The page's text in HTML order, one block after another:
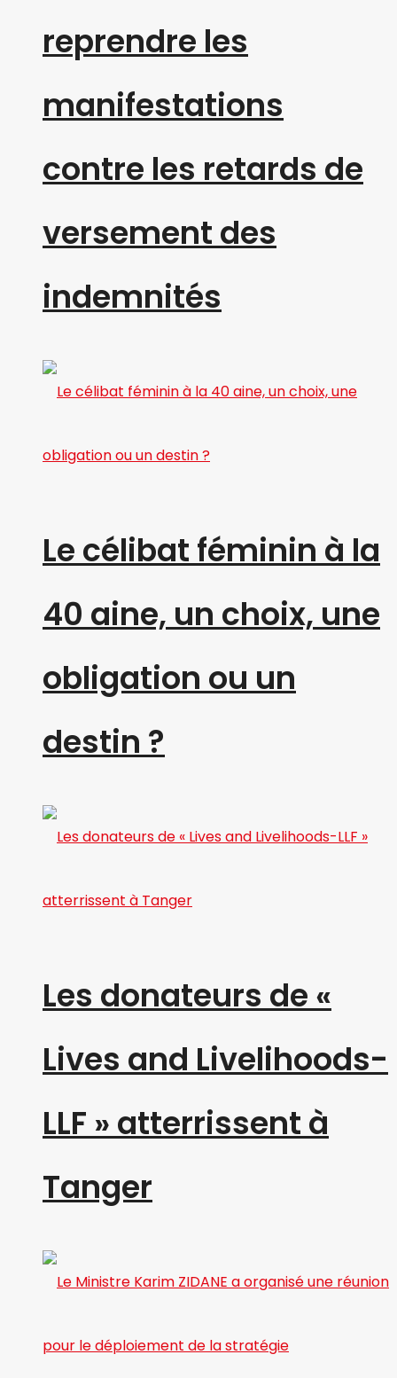
reprendre les
manifestations
contre les retards de
versement des
indemnités
Le célibat féminin à la
40 aine, un choix, une
obligation ou un
destin ?
Les donateurs de «
Lives and Livelihoods-
LLF » atterrissent à
Tanger